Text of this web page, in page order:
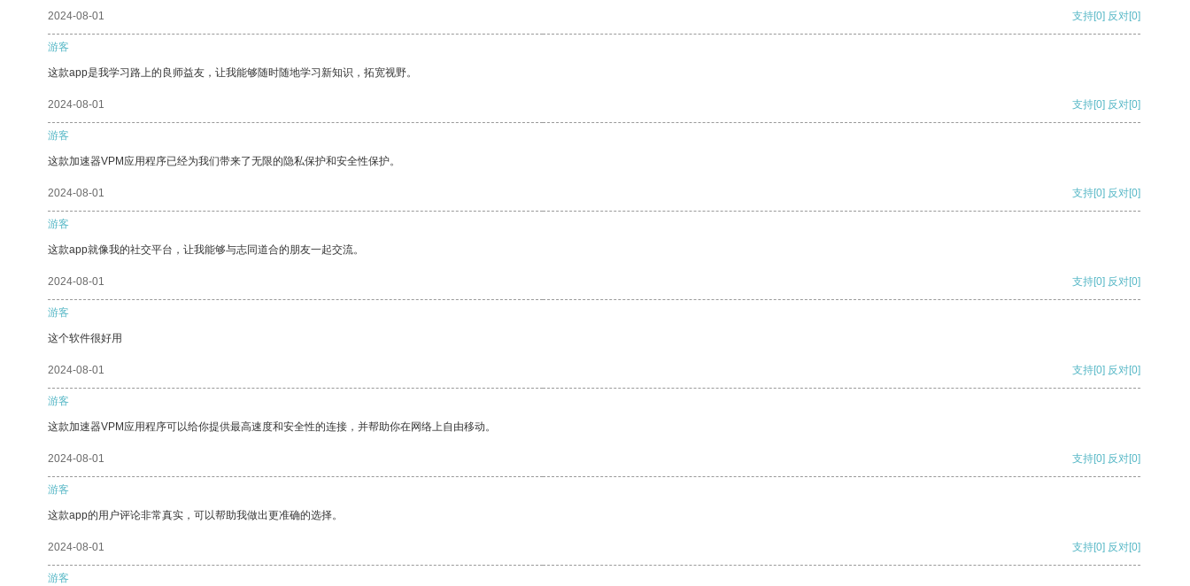
2024-08-01 支持[0] 反对[0]
游客
这款app是我学习路上的良师益友，让我能够随时随地学习新知识，拓宽视野。
2024-08-01 支持[0] 反对[0]
游客
这款加速器VPM应用程序已经为我们带来了无限的隐私保护和安全性保护。
2024-08-01 支持[0] 反对[0]
游客
这款app就像我的社交平台，让我能够与志同道合的朋友一起交流。
2024-08-01 支持[0] 反对[0]
游客
这个软件很好用
2024-08-01 支持[0] 反对[0]
游客
这款加速器VPM应用程序可以给你提供最高速度和安全性的连接，并帮助你在网络上自由移动。
2024-08-01 支持[0] 反对[0]
游客
这款app的用户评论非常真实，可以帮助我做出更准确的选择。
2024-08-01 支持[0] 反对[0]
游客